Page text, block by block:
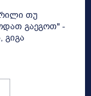
თუ
გაეგოთ" -
გიგა